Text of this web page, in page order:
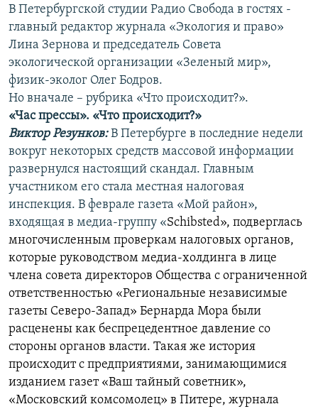
В Петербургской студии Радио Свобода в гостях -
главный редактор журнала «Экология и право»
Лина Зернова и председатель Совета
экологической организации «Зеленый мир»,
физик-эколог Олег Бодров.
Но вначале – рубрика «Что происходит?».
«Час прессы». «Что происходит?»
Виктор Резунков:В Петербурге в последние недели
вокруг некоторых средств массовой информации
развернулся настоящий скандал. Главным
участником его стала местная налоговая
инспекция. В феврале газета «Мой район»,
входящая в медиа-группу «Schibsted», подверглась
многочисленным проверкам налоговых органов,
которые руководством медиа-холдинга в лице
члена совета директоров Общества с ограниченной
ответственностью «Региональные независимые
газеты Северо-Запад» Бернарда Мора были
расценены как беспрецедентное давление со
стороны органов власти. Такая же история
происходит с предприятиями, занимающимися
изданием газет «Ваш тайный советник»,
«Московский комсомолец» в Питере, журнала